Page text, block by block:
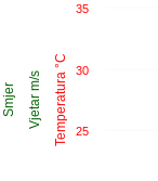
Temperatura °C
Vjetar m/s
Smjer
25
30
35